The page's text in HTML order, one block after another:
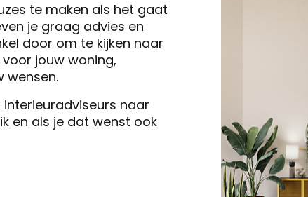
te maken als het gaat
je graag advies en
door om te kijken naar
jouw woning,
wensen.
interieuradviseurs naar
en als je dat wenst ook